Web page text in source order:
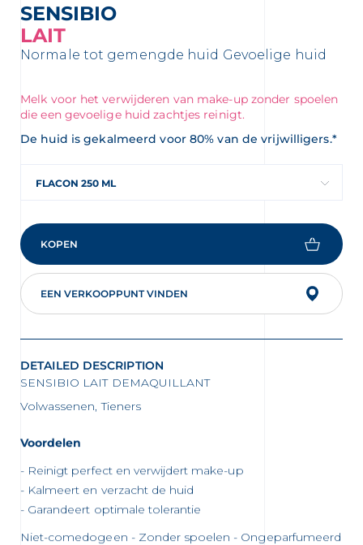
NEWSLETTER
newsletters en informatie over
producten te ontvangen per
de bescherming van jouw persoonlijke
wij jou naar onsprivacybeleid
FR NL
SENSIBIO
LAIT
Normale tot gemengde huid Gevoelige huid
Melk voor het verwijderen van make-up zonder spoelen
die een gevoelige huid zachtjes reinigt.
De huid is gekalmeerd voor 80% van de vrijwilligers.*
FLACON 250 ML
KOPEN
EEN VERKOOPPUNT VINDEN
DETAILED DESCRIPTION
SENSIBIO LAIT DEMAQUILLANT
Volwassenen, Tieners
Voordelen
Reinigt perfect en verwijdert make-up
Kalmeert en verzacht de huid
Garandeert optimale tolerantie
Niet-comedogeen - Zonder spoelen - Ongeparfumeerd